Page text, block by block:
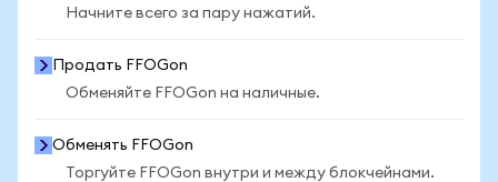
Начните всего за пару нажатий.
Продать FFOGon
Обменяйте FFOGon на наличные.
Обменять FFOGon
Торгуйте FFOGon внутри и между блокчейнами.